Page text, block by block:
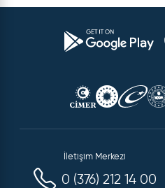
İletişim Merkezi
0 (376) 212 14 00